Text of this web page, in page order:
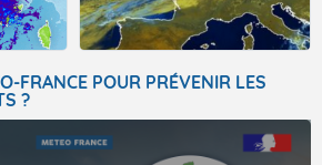
FRANCE POUR PRÉVENIR LES
?